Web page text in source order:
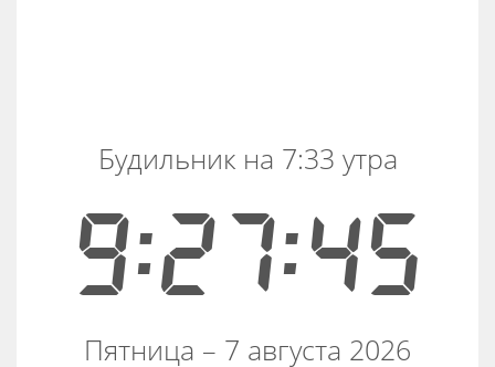
9:27:46
Будильник на 7:33 утра
Пятница – 7 августа 2026